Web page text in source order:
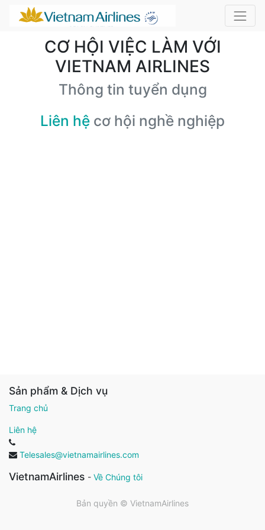
CƠ HỘI VIỆC LÀM VỚI
VIETNAM AIRLINES
Thông tin tuyển dụng
Liên hệ cơ hội nghề nghiệp
Sản phẩm & Dịch vụ
Trang chủ
Liên hệ
Telesales@vietnamairlines.com
VietnamAirlines - Về Chúng tôi
Bản quyền © VietnamAirlines